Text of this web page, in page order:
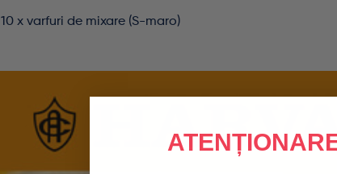
10 x varfuri de mixare (S-maro)